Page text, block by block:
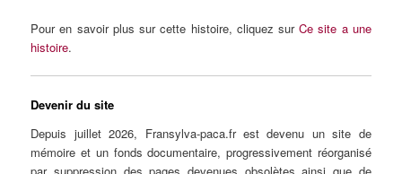
Pour en savoir plus sur cette histoire, cliquez surCe site a une
histoire.
Devenir du site
Depuis juillet 2026, Fransylva-paca.fr est devenu un site de
mémoire et un fonds documentaire, progressivement réorganisé
par suppression des pages devenues obsolètes ainsi que de